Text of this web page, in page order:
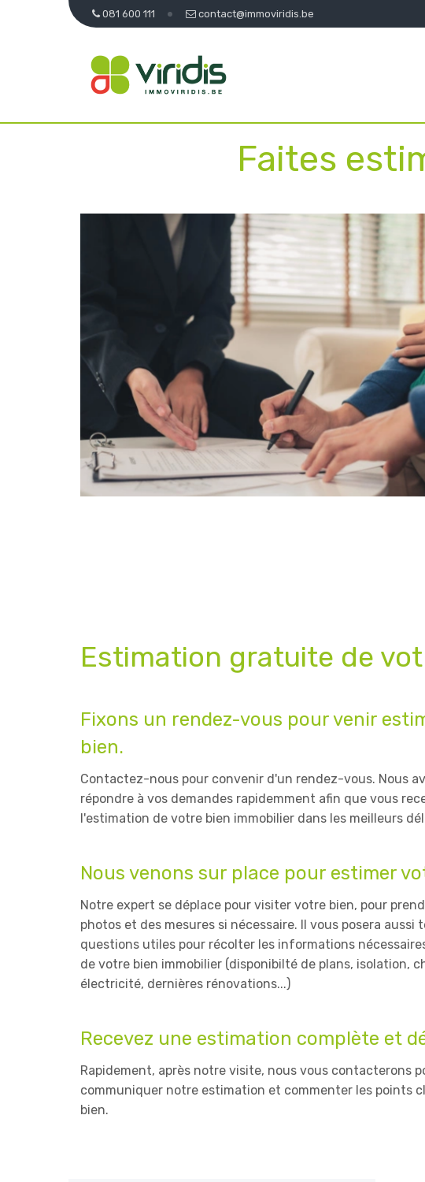
081 600 111 contact@immoviridis.be
Faites
Estimation gratuite de
Fixons un rendez-vous pour venir
bien.
Contactez-nous pour convenir d'un rendez-vous. Nous
répondre à vos demandes rapidemment afin que vous
l'estimation de votre bien immobilier dans les meilleurs
Nous venons sur place pour estimer
Notre expert se déplace pour visiter votre bien, pour
photos et des mesures si nécessaire. Il vous posera aussi
questions utiles pour récolter les informations
de votre bien immobilier (disponibilté de plans, isolation,
électricité, dernières rénovations...)
Recevez une estimation complète et
Rapidement, après notre visite, nous vous contacterons
communiquer notre estimation et commenter les points
bien.